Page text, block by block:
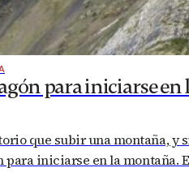
para iniciarse
que subir una montaña, y
para iniciarse en la montaña.